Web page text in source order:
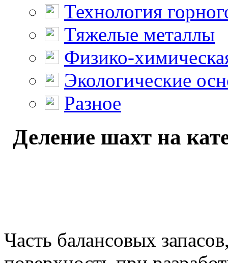
Технология
Тяжелые металлы
Физико-
Экологические
Разное
Деление шахт на
Часть балансовых